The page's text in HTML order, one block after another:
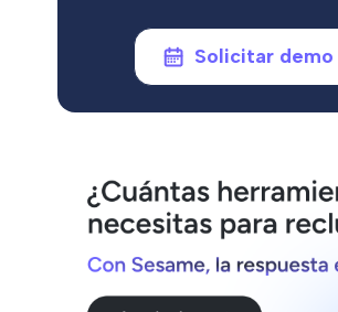
Solicitar demo